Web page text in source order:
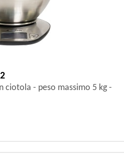
ciotola - peso massimo 5 kg -